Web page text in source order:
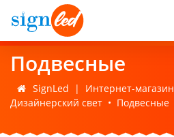
Подвесные
SignLed | Интернет-магазин
Дизайнерский свет • Подвесные